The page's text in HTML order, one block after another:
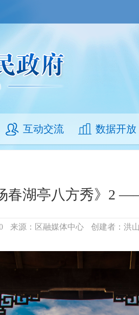
互动交流 数据开放
春湖亭八方秀》2
来源：区融媒体中心 创建者：洪